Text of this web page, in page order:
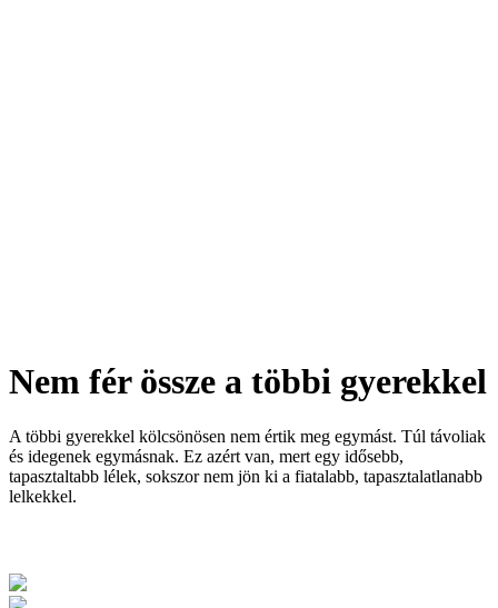
Nem fér össze a többi gyerekkel
A többi gyerekkel kölcsönösen nem értik meg egymást. Túl távoliak
és idegenek egymásnak. Ez azért van, mert egy idősebb,
tapasztaltabb lélek, sokszor nem jön ki a fiatalabb, tapasztalatlanabb
lelkekkel.